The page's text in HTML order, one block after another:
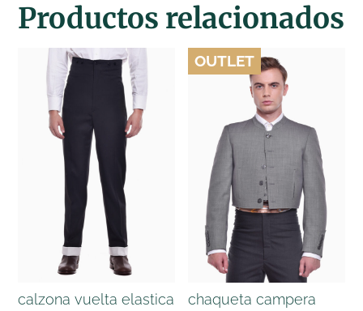
Productos relacionados
calzona vuelta elastica
OUTLET
chaqueta campera